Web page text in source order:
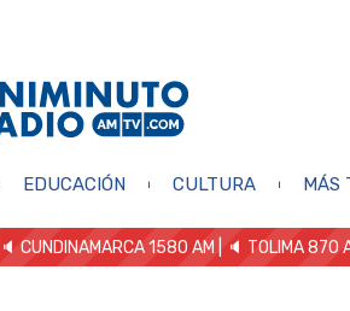
EDUCACIÓN CULTURA MÁS
🔈 CUNDINAMARCA 1580 AM | 🔈 TOLIMA 870